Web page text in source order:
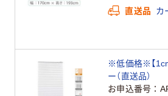
直送品 カ
※低価格※【
ー（直送品）
お申込番号